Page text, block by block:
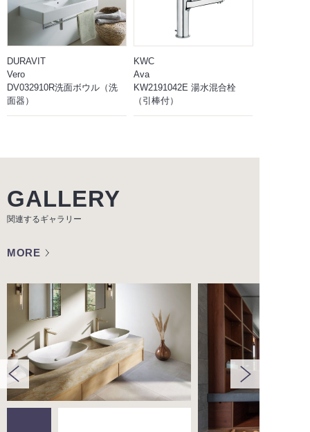
DURAVIT
Vero
DV032910R洗面ボウル（洗
面器）
KWC
Ava
KW2191042E 湯水混合栓
（引棒付）
GALLERY
関連するギャラリー
MORE